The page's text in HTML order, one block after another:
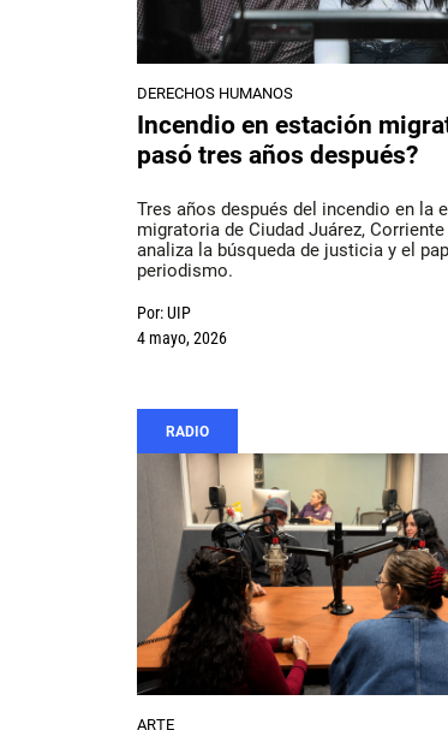
DERECHOS HUMANOS
Incendio en estación
pasó tres años después?
Tres años después del incendio en la
migratoria de Ciudad Juárez,
analiza la búsqueda de justicia y el
periodismo.
Por:UIP
4 mayo, 2026
RADIO
ARTE